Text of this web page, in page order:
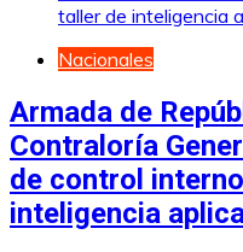
Nacionales
Armada de
Contraloría
de control
inteligencia